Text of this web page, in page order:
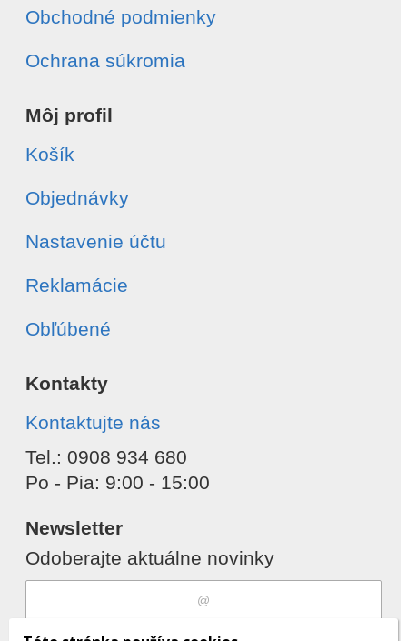
Obchodné podmienky
Ochrana súkromia
Môj profil
Košík
Objednávky
Nastavenie účtu
Reklamácie
Obľúbené
Kontakty
Kontaktujte nás
Tel.: 0908 934 680
Po - Pia: 9:00 - 15:00
Newsletter
Odoberajte aktuálne novinky